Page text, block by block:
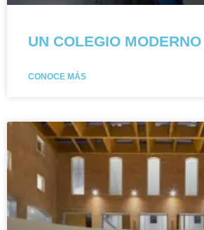
UN COLEGIO MODERNO
CONOCE MÁS